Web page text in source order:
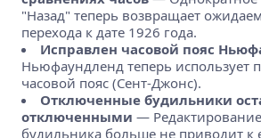
"Назад" теперь возвращает
перехода к дате 1926 года.
Исправлен часовой пояс
Ньюфаундленд теперь использует
часовой пояс (Сент-Джонс).
Отключенные будильники
отключенными —
будильника больше не приводит к